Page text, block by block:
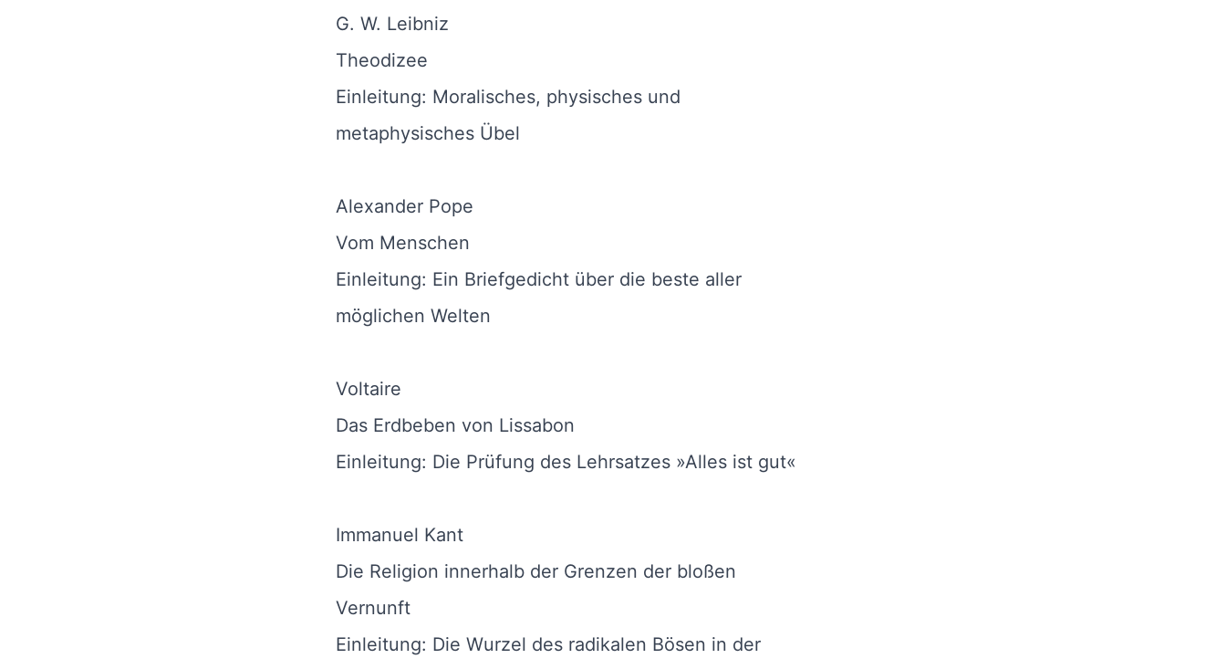
G. W. Leibniz
Theodizee
Einleitung: Moralisches, physisches und
metaphysisches Übel
Alexander Pope
Vom Menschen
Einleitung: Ein Briefgedicht über die beste aller
möglichen Welten
Voltaire
Das Erdbeben von Lissabon
Einleitung: Die Prüfung des Lehrsatzes »Alles ist gut«
Immanuel Kant
Die Religion innerhalb der Grenzen der bloßen
Vernunft
Einleitung: Die Wurzel des radikalen Bösen in der